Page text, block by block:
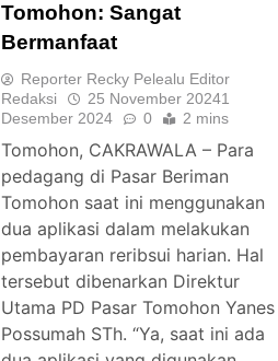
Tomohon: Sangat
Bermanfaat
Reporter Recky Pelealu Editor
Redaksi
25 November 20241
Desember 2024
0 2 mins
Tomohon, CAKRAWALA – Para
pedagang di Pasar Beriman
Tomohon saat ini menggunakan
dua aplikasi dalam melakukan
pembayaran reribsui harian. Hal
tersebut dibenarkan Direktur
Utama PD Pasar Tomohon Yanes
Possumah STh. “Ya, saat ini ada